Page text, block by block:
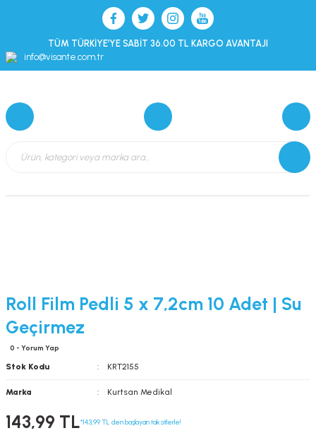
TÜM TÜRKİYE’YE SABİT 36.00 TL KARGO AVANTAJI
info@visante.com.tr
Roll Film Pedli 5 x 7,2cm 10 Adet | Su
Geçirmez
0 - Yorum Yap
Stok Kodu KRT2155
Marka Kurtsan Medikal
143,99 TL*143,99 TL den başlayan taksitlerle!